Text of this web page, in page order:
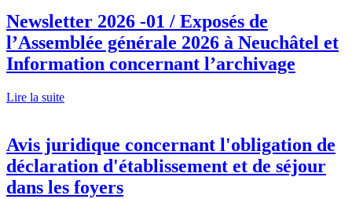
Newsletter 2026 -01 / Exposés de
l’Assemblée générale 2026 à Neuchâtel et
Information concernant l’archivage
Lire la suite
Avis juridique concernant l'obligation de
déclaration d'établissement et de séjour
dans les foyers